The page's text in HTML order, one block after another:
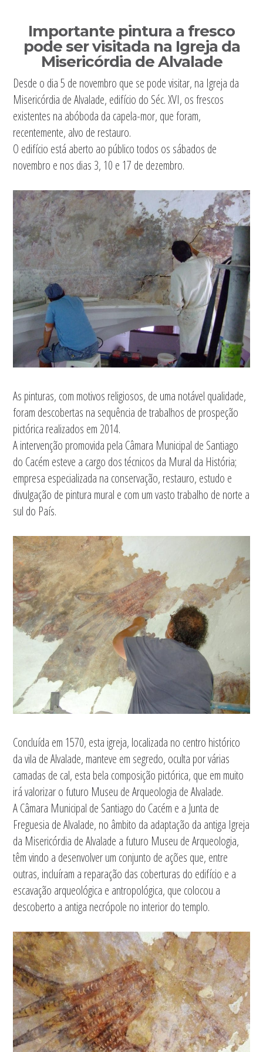
Importante pintura a fresco
pode ser visitada na Igreja da
Misericórdia de Alvalade
Desde o dia 5 de novembro que se pode visitar, na Igreja da
Misericórdia de Alvalade, edifício do Séc. XVI, os frescos
existentes na abóboda da capela-mor, que foram,
recentemente, alvo de restauro.
O edifício está aberto ao público todos os sábados de
novembro e nos dias 3, 10 e 17 de dezembro.
As pinturas, com motivos religiosos, de uma notável qualidade,
foram descobertas na sequência de trabalhos de prospeção
pictórica realizados em 2014.
A intervenção promovida pela Câmara Municipal de Santiago
do Cacém esteve a cargo dos técnicos da Mural da História;
empresa especializada na conservação, restauro, estudo e
divulgação de pintura mural e com um vasto trabalho de norte a
sul do País.
Concluída em 1570, esta igreja, localizada no centro histórico
da vila de Alvalade, manteve em segredo, oculta por várias
camadas de cal, esta bela composição pictórica, que em muito
irá valorizar o futuro Museu de Arqueologia de Alvalade.
A Câmara Municipal de Santiago do Cacém e a Junta de
Freguesia de Alvalade, no âmbito da adaptação da antiga Igreja
da Misericórdia de Alvalade a futuro Museu de Arqueologia,
têm vindo a desenvolver um conjunto de ações que, entre
outras, incluíram a reparação das coberturas do edifício e a
escavação arqueológica e antropológica, que colocou a
descoberto a antiga necrópole no interior do templo.
Sidebar
primária